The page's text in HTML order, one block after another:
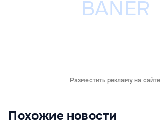
Разместить рекламу на сайте
Похожие новости